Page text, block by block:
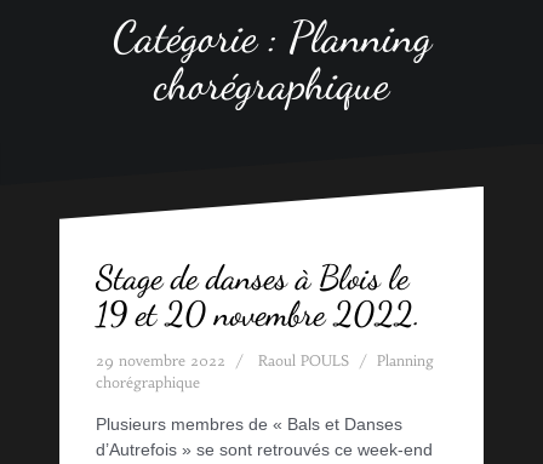
Catégorie : Planning
chorégraphique
Stage de danses à Blois le
19 et 20 novembre 2022.
29 novembre 2022 Raoul POULS
Planning
chorégraphique
Plusieurs membres de « Bals et Danses
d’Autrefois » se sont retrouvés ce week-end